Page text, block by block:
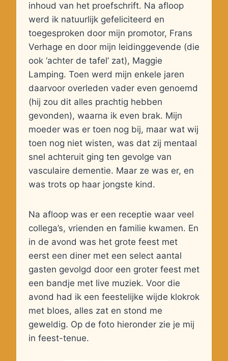
inhoud van het proefschrift. Na afloop
werd ik natuurlijk gefeliciteerd en
toegesproken door mijn promotor, Frans
Verhage en door mijn leidinggevende (die
ook ‘achter de tafel’ zat), Maggie
Lamping. Toen werd mijn enkele jaren
daarvoor overleden vader even genoemd
(hij zou dit alles prachtig hebben
gevonden), waarna ik even brak. Mijn
moeder was er toen nog bij, maar wat wij
toen nog niet wisten, was dat zij mentaal
snel achteruit ging ten gevolge van
vasculaire dementie. Maar ze was er, en
was trots op haar jongste kind.
Na afloop was er een receptie waar veel
collega’s, vrienden en familie kwamen. En
in de avond was het grote feest met
eerst een diner met een select aantal
gasten gevolgd door een groter feest met
een bandje met live muziek. Voor die
avond had ik een feestelijke wijde klokrok
met bloes, alles zat en stond me
geweldig. Op de foto hieronder zie je mij
in feest-tenue.